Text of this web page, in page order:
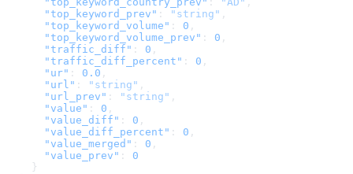
      "top_keyword_prev"
: "string" ,
      "top_keyword_volume"
: 0 ,
      "top_keyword_volume_prev"
: 0 ,
      "traffic_diff"
: 0 ,
      "traffic_diff_percent"
: 0 ,
      "ur"
: 0.0 ,
      "url"
: "string" ,
      "url_prev"
: "string" ,
      "value"
: 0 ,
      "value_diff"
: 0 ,
      "value_diff_percent"
: 0 ,
      "value_merged"
: 0 ,
      "value_prev"
: 0
    }